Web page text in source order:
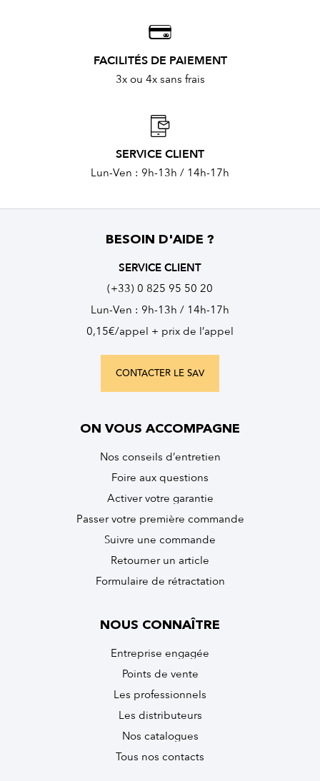
FACILITÉS DE PAIEMENT
3x ou 4x sans frais
SERVICE CLIENT
Lun-Ven : 9h-13h / 14h-17h
BESOIN D'AIDE ?
SERVICE CLIENT
(+33) 0 825 95 50 20
Lun-Ven : 9h-13h / 14h-17h
0,15€/appel + prix de l’appel
CONTACTER LE SAV
ON VOUS ACCOMPAGNE
Nos conseils d’entretien
Foire aux questions
Activer votre garantie
Passer votre première commande
Suivre une commande
Retourner un article
Formulaire de rétractation
NOUS CONNAÎTRE
Entreprise engagée
Points de vente
Les professionnels
Les distributeurs
Nos catalogues
Tous nos contacts